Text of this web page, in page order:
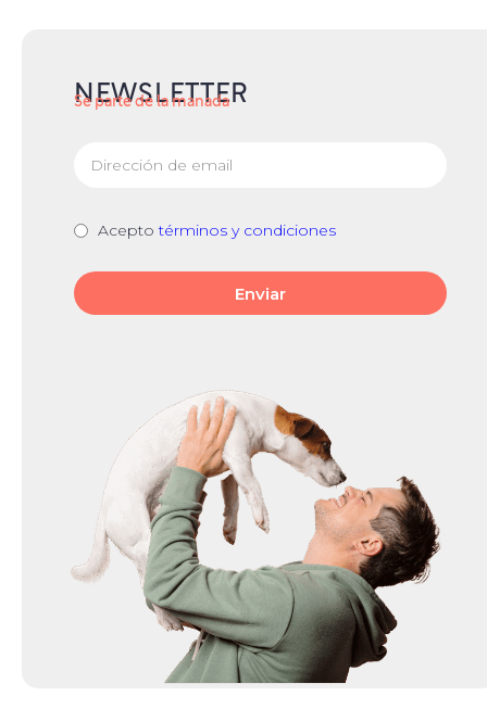
NEWSLETTER
Se parte de la manada
Aceptotérminos y condiciones
Enviar